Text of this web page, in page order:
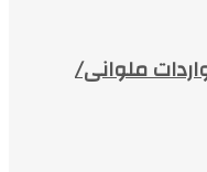
واردات ملوانی/